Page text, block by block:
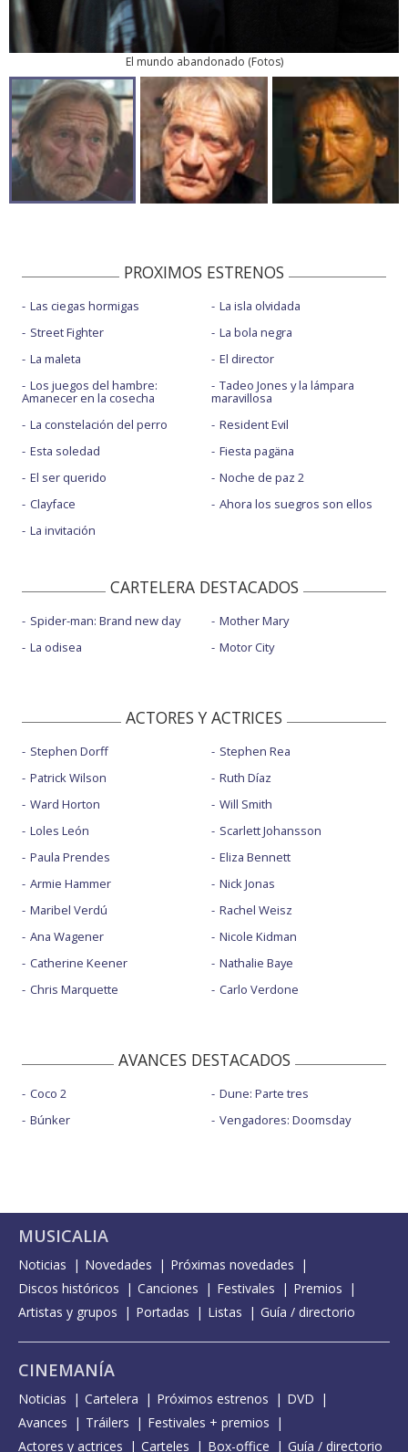
El mundo abandonado (Fotos)
PROXIMOS ESTRENOS
Las ciegas hormigas
Street Fighter
La maleta
Los juegos del hambre:
Amanecer en la cosecha
La constelación del perro
Esta soledad
El ser querido
Clayface
La invitación
La isla olvidada
La bola negra
El director
Tadeo Jones y la lámpara
maravillosa
Resident Evil
Fiesta pagäna
Noche de paz 2
Ahora los suegros son ellos
CARTELERA DESTACADOS
Spider-man: Brand new day
La odisea
Mother Mary
Motor City
ACTORES Y ACTRICES
Stephen Dorff
Patrick Wilson
Ward Horton
Loles León
Paula Prendes
Armie Hammer
Maribel Verdú
Ana Wagener
Catherine Keener
Chris Marquette
Stephen Rea
Ruth Díaz
Will Smith
Scarlett Johansson
Eliza Bennett
Nick Jonas
Rachel Weisz
Nicole Kidman
Nathalie Baye
Carlo Verdone
AVANCES DESTACADOS
Coco 2
Búnker
Dune: Parte tres
Vengadores: Doomsday
MUSICALIA
Noticias Novedades
Próximas novedades
Discos históricos
Canciones Festivales
Premios
Artistas y grupos
Portadas Listas Guía / directorio
CINEMANÍA
Noticias Cartelera Próximos estrenos
DVD
Avances
Tráilers
Festivales + premios
Actores y actrices
Carteles Box-office Guía / directorio